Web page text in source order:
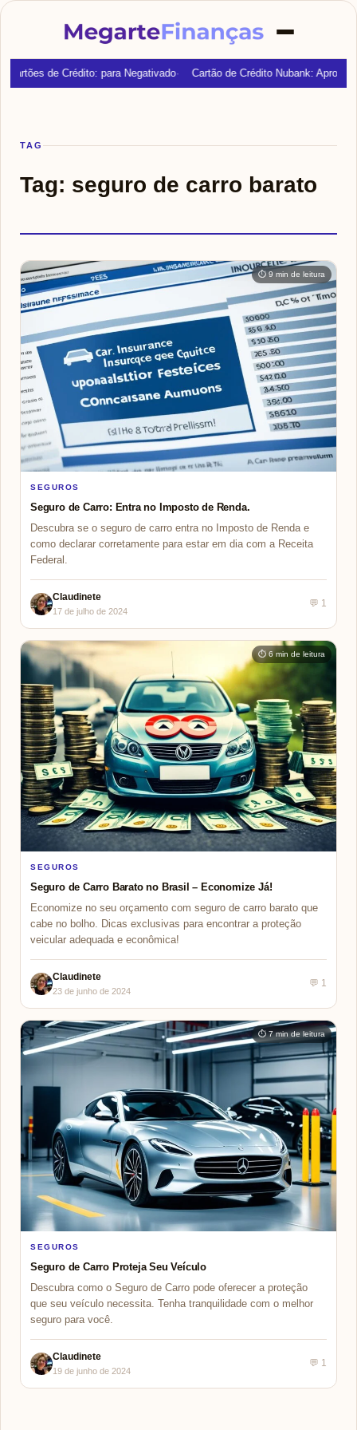
Cartões de Crédito: para Negativado Cartão de Crédito Nubank:
TAG
Tag: seguro de carro barato
⏱ 9 min de leitura
SEGUROS
Seguro de Carro: Entra no Imposto de Renda.
Descubra se o seguro de carro entra no Imposto de Renda e
como declarar corretamente para estar em dia com a Receita
Federal.
Claudinete
17 de julho de 2024
💬 1
⏱ 6 min de leitura
SEGUROS
Seguro de Carro Barato no Brasil – Economize Já!
Economize no seu orçamento com seguro de carro barato que
cabe no bolho. Dicas exclusivas para encontrar a proteção
veicular adequada e econômica!
Claudinete
23 de junho de 2024
💬 1
⏱ 7 min de leitura
SEGUROS
Seguro de Carro Proteja Seu Veículo
Descubra como o Seguro de Carro pode oferecer a proteção
que seu veículo necessita. Tenha tranquilidade com o melhor
seguro para você.
Claudinete
19 de junho de 2024
💬 1